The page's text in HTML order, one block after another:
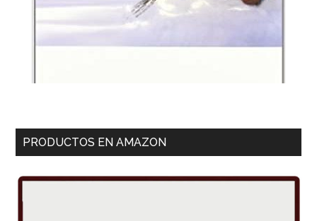
PRODUCTOS EN AMAZON